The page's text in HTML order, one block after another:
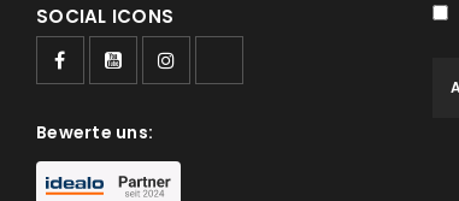
SOCIAL ICONS
Bewerte uns: